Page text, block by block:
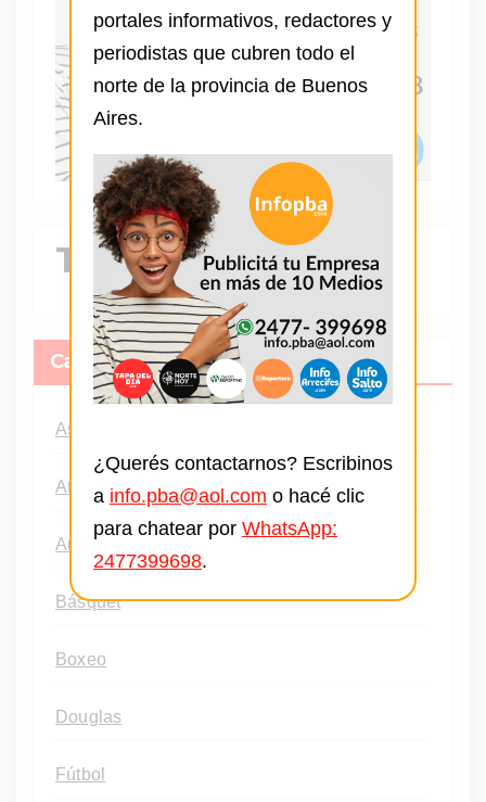
portales informativos, redactores y
periodistas que cubren todo el
norte de la provincia de Buenos
Aires.
¿Querés contactarnos? Escribinos
a info.pba@aol.com o hacé clic
para chatear por WhatsApp:
2477399698.
Tendencia
Categorias
Ascenso
Atletismo
Automovilismo
Básquet
Boxeo
Douglas
Fútbol